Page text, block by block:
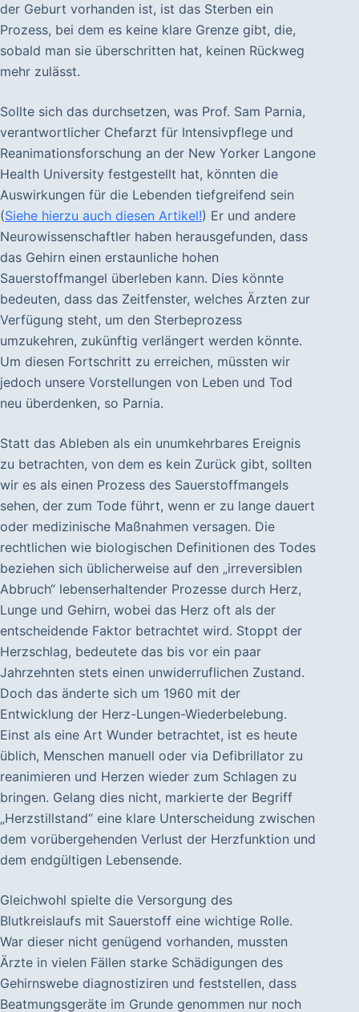
der Geburt vorhanden ist, ist das Sterben ein
Prozess, bei dem es keine klare Grenze gibt, die,
sobald man sie überschritten hat, keinen Rückweg
mehr zulässt.
Sollte sich das durchsetzen, was Prof. Sam Parnia,
verantwortlicher Chefarzt für Intensivpflege und
Reanimationsforschung an der New Yorker Langone
Health University festgestellt hat, könnten die
Auswirkungen für die Lebenden tiefgreifend sein
(Siehe hierzu auch diesen Artikel!) Er und andere
Neurowissenschaftler haben herausgefunden, dass
das Gehirn einen erstaunliche hohen
Sauerstoffmangel überleben kann. Dies könnte
bedeuten, dass das Zeitfenster, welches Ärzten zur
Verfügung steht, um den Sterbeprozess
umzukehren, zukünftig verlängert werden könnte.
Um diesen Fortschritt zu erreichen, müssten wir
jedoch unsere Vorstellungen von Leben und Tod
neu überdenken, so Parnia.
Statt das Ableben als ein unumkehrbares Ereignis
zu betrachten, von dem es kein Zurück gibt, sollten
wir es als einen Prozess des Sauerstoffmangels
sehen, der zum Tode führt, wenn er zu lange dauert
oder medizinische Maßnahmen versagen. Die
rechtlichen wie biologischen Definitionen des Todes
beziehen sich üblicherweise auf den „irreversiblen
Abbruch“ lebenserhaltender Prozesse durch Herz,
Lunge und Gehirn, wobei das Herz oft als der
entscheidende Faktor betrachtet wird. Stoppt der
Herzschlag, bedeutete das bis vor ein paar
Jahrzehnten stets einen unwiderruflichen Zustand.
Doch das änderte sich um 1960 mit der
Entwicklung der Herz-Lungen-Wiederbelebung.
Einst als eine Art Wunder betrachtet, ist es heute
üblich, Menschen manuell oder via Defibrillator zu
reanimieren und Herzen wieder zum Schlagen zu
bringen. Gelang dies nicht, markierte der Begriff
„Herzstillstand“ eine klare Unterscheidung zwischen
dem vorübergehenden Verlust der Herzfunktion und
dem endgültigen Lebensende.
Gleichwohl spielte die Versorgung des
Blutkreislaufs mit Sauerstoff eine wichtige Rolle.
War dieser nicht genügend vorhanden, mussten
Ärzte in vielen Fällen starke Schädigungen des
Gehirnswebe diagnostiziren und feststellen, dass
Beatmungsgeräte im Grunde genommen nur noch